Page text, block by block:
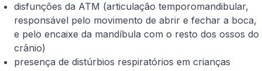
disfunções da ATM (articulação temporomandibular,
responsável pelo movimento de abrir e fechar a boca,
e pelo encaixe da mandíbula com o resto dos ossos do
crânio)
presença de distúrbios respiratórios em crianças